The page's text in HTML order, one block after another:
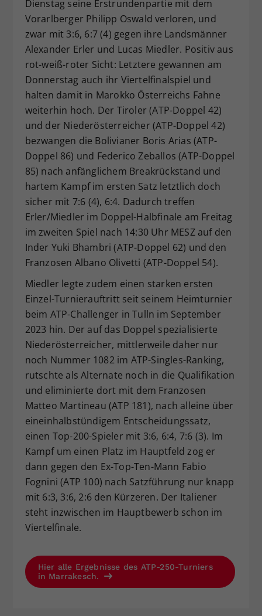
Dienstag seine Erstrundenpartie mit dem
Vorarlberger Philipp Oswald verloren, und
zwar mit 3:6, 6:7 (4) gegen ihre Landsmänner
Alexander Erler und Lucas Miedler. Positiv aus
rot-weiß-roter Sicht: Letztere gewannen am
Donnerstag auch ihr Viertelfinalspiel und
halten damit in Marokko Österreichs Fahne
weiterhin hoch. Der Tiroler (ATP-Doppel 42)
und der Niederösterreicher (ATP-Doppel 42)
bezwangen die Bolivianer Boris Arias (ATP-
Doppel 86) und Federico Zeballos (ATP-Doppel
85) nach anfänglichem Breakrückstand und
hartem Kampf im ersten Satz letztlich doch
sicher mit 7:6 (4), 6:4. Dadurch treffen
Erler/Miedler im Doppel-Halbfinale am Freitag
im zweiten Spiel nach 14:30 Uhr MESZ auf den
Inder Yuki Bhambri (ATP-Doppel 62) und den
Franzosen Albano Olivetti (ATP-Doppel 54).
Miedler legte zudem einen starken ersten
Einzel-Turnierauftritt seit seinem Heimturnier
beim ATP-Challenger in Tulln im September
2023 hin. Der auf das Doppel spezialisierte
Niederösterreicher, mittlerweile daher nur
noch Nummer 1082 im ATP-Singles-Ranking,
rutschte als Alternate noch in die Qualifikation
und eliminierte dort mit dem Franzosen
Matteo Martineau (ATP 181), nach alleine über
eineinhalbstündigem Entscheidungssatz,
einen Top-200-Spieler mit 3:6, 6:4, 7:6 (3). Im
Kampf um einen Platz im Hauptfeld zog er
dann gegen den Ex-Top-Ten-Mann Fabio
Fognini (ATP 100) nach Satzführung nur knapp
mit 6:3, 3:6, 2:6 den Kürzeren. Der Italiener
steht inzwischen im Hauptbewerb schon im
Viertelfinale.
Hier alle Ergebnisse des ATP-250-Turniers
in Marrakesch.